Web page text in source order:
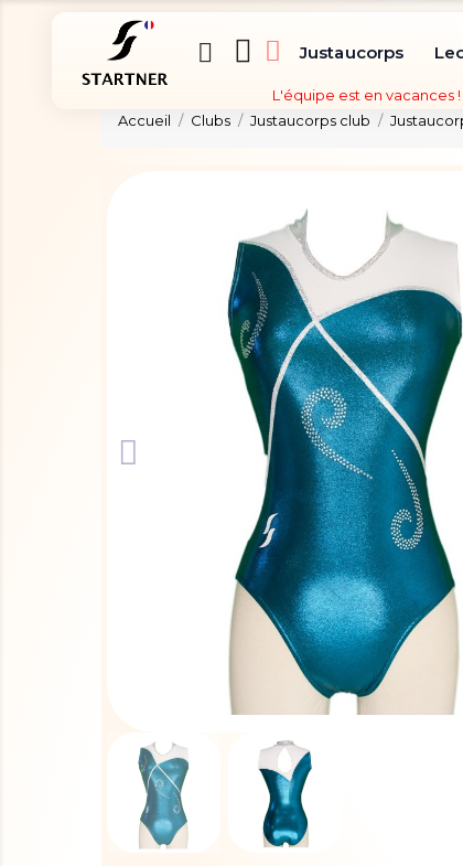
Justaucorps
L'équipe est en vacances
Accueil
Clubs Justaucorps club